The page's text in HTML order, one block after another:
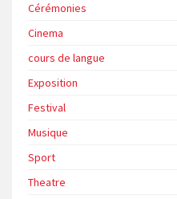
Cérémonies
Cinema
cours de langue
Exposition
Festival
Musique
Sport
Theatre